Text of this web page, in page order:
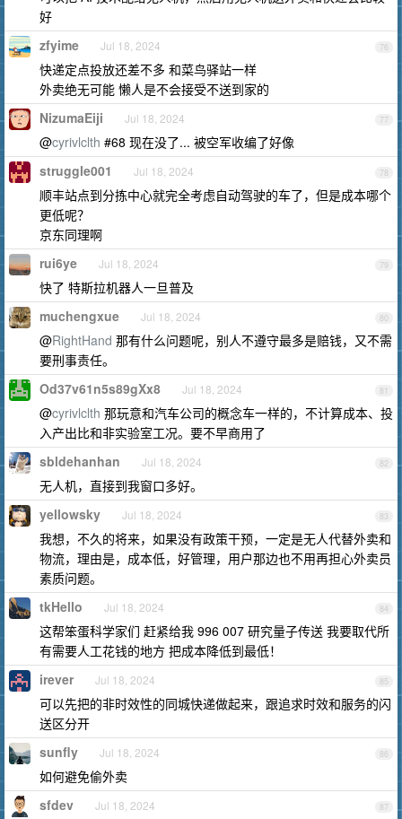
好
76
zfyime Jul 18, 2024
快递定点投放还差不多 和菜鸟驿站一样
外卖绝无可能 懒人是不会接受不送到家的
77
NizumaEiji Jul 18, 2024
@cyrivlclth #68 现在没了... 被空军收编了好像
78
struggle001 Jul 18, 2024
顺丰站点到分拣中心就完全考虑自动驾驶的车了，但是成本哪个
更低呢？
京东同理啊
79
rui6ye Jul 18, 2024
快了 特斯拉机器人一旦普及
80
muchengxue Jul 18, 2024
@RightHand 那有什么问题呢，别人不遵守最多是赔钱，又不需
要刑事责任。
81
Od37v61n5s89gXx8 Jul 18, 2024
@cyrivlclth 那玩意和汽车公司的概念车一样的，不计算成本、投
入产出比和非实验室工况。要不早商用了
82
sbldehanhan Jul 18, 2024
无人机，直接到我窗口多好。
83
yellowsky Jul 18, 2024
我想，不久的将来，如果没有政策干预，一定是无人代替外卖和
物流，理由是，成本低，好管理，用户那边也不用再担心外卖员
素质问题。
84
tkHello Jul 18, 2024
这帮笨蛋科学家们 赶紧给我 996 007 研究量子传送 我要取代所
有需要人工花钱的地方 把成本降低到最低！
85
irever Jul 18, 2024
可以先把的非时效性的同城快递做起来，跟追求时效和服务的闪
送区分开
86
sunfly Jul 18, 2024
如何避免偷外卖
87
sfdev Jul 18, 2024